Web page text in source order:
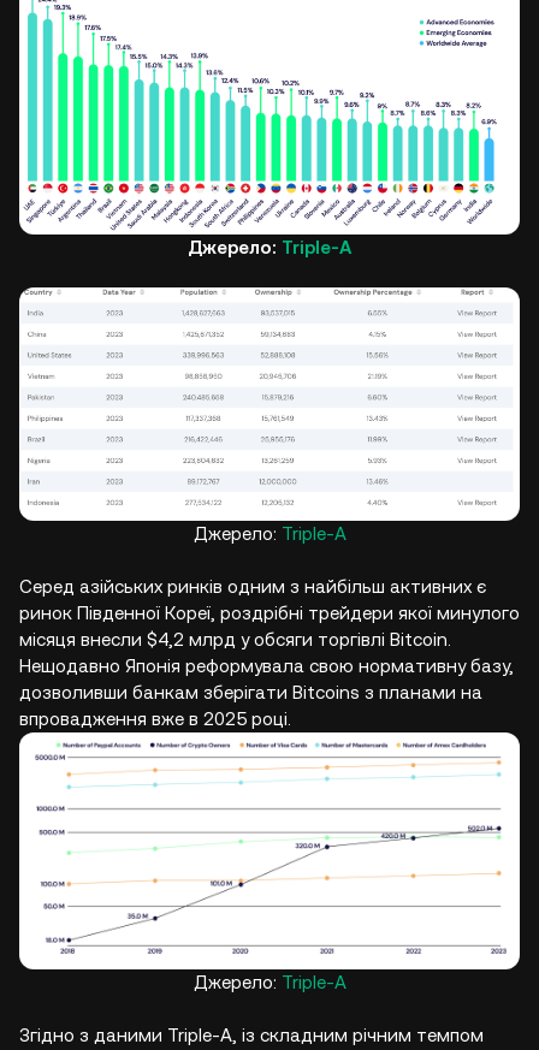
Джерело: Triple-A
Джерело: Triple-A
Серед азійських ринків одним з найбільш активних є
ринок Південної Кореї, роздрібні трейдери якої минулого
місяця внесли $4,2 млрд у обсяги торгівлі Bitcoin.
Нещодавно Японія реформувала свою нормативну базу,
дозволивши банкам зберігати Bitcoins з планами на
впровадження вже в 2025 році.
Джерело: Triple-A
Згідно з даними Triple-A, із складним річним темпом